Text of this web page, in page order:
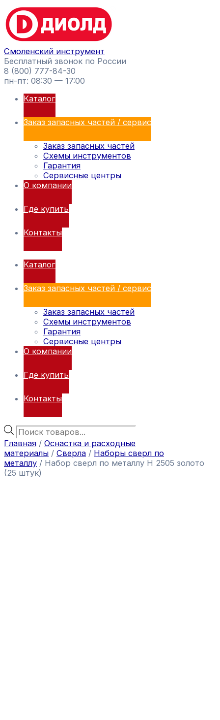
Перейти
к
содержимому
Смоленский инструмент
Бесплатный звонок по России
8 (800) 777-84-30
пн-пт: 08:30 — 17:00
Каталог
Заказ запасных частей / сервис
Заказ запасных частей
Схемы инструментов
Гарантия
Сервисные центры
О компании
Где купить
Контакты
Каталог
Заказ запасных частей / сервис
Заказ запасных частей
Схемы инструментов
Гарантия
Сервисные центры
О компании
Где купить
Контакты
Поиск
товаров
Главная / Оснастка и расходные
материалы / Сверла / Наборы сверл по
металлу / Набор сверл по металлу Н 2505 золото
(25 штук)